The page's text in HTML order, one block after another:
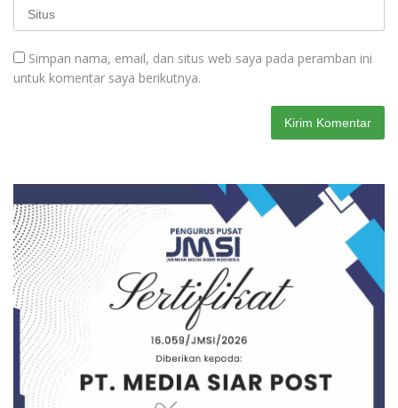
Simpan nama, email, dan situs web saya pada peramban ini
untuk komentar saya berikutnya.